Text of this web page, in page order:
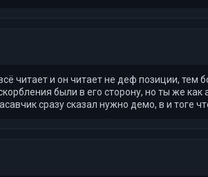
читает и он читает не деф позиции, тем
были в его сторону, но ты же
сразу сказал нужно демо, в и тоге